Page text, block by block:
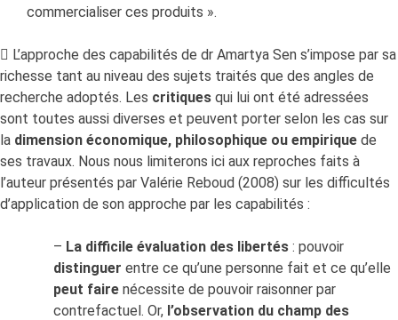
commercialiser ces produits ».
 L’approche des capabilités de dr Amartya Sen s’impose par sa
richesse tant au niveau des sujets traités que des angles de
recherche adoptés. Les critiques qui lui ont été adressées
sont toutes aussi diverses et peuvent porter selon les cas sur
la dimension économique, philosophique ou empirique de
ses travaux. Nous nous limiterons ici aux reproches faits à
l’auteur présentés par Valérie Reboud (2008) sur les difficultés
d’application de son approche par les capabilités :
– La difficile évaluation des libertés : pouvoir
distinguer entre ce qu’une personne fait et ce qu’elle
peut faire nécessite de pouvoir raisonner par
contrefactuel. Or, l’observation du champ des